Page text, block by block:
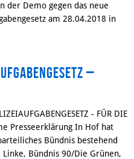
der Demo gegen das neue
am 28.04.2018 in
–
- FÜR DIE
Presseerklärung In Hof hat
Bündnis bestehend
Bündnis 90/Die Grünen,